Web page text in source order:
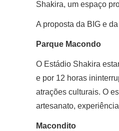
Shakira, um espaço
A proposta da BIG e
Parque Macondo
O Estádio Shakira
e por 12 horas
atrações culturais. O
artesanato,
Macondito